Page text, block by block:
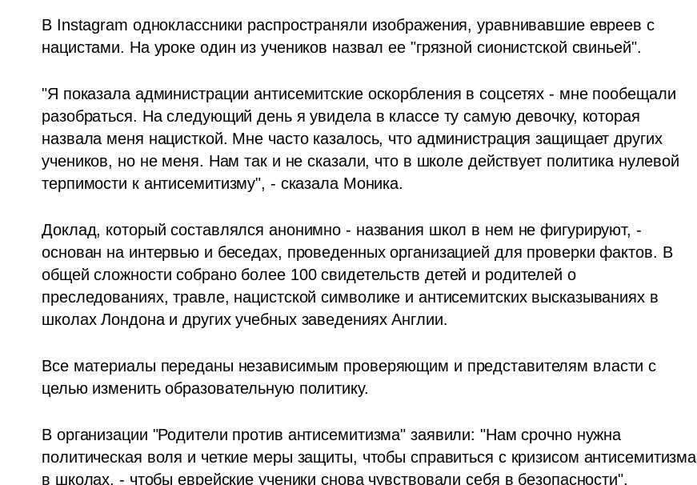
В Instagram одноклассники распространяли изображения, уравнивавшие евреев с
нацистами. На уроке один из учеников назвал ее "грязной сионистской свиньей".
"Я показала администрации антисемитские оскорбления в соцсетях - мне пообещали
разобраться. На следующий день я увидела в классе ту самую девочку, которая
назвала меня нацисткой. Мне часто казалось, что администрация защищает других
учеников, но не меня. Нам так и не сказали, что в школе действует политика нулевой
терпимости к антисемитизму", - сказала Моника.
Доклад, который составлялся анонимно - названия школ в нем не фигурируют, -
основан на интервью и беседах, проведенных организацией для проверки фактов. В
общей сложности собрано более 100 свидетельств детей и родителей о
преследованиях, травле, нацистской символике и антисемитских высказываниях в
школах Лондона и других учебных заведениях Англии.
Все материалы переданы независимым проверяющим и представителям власти с
целью изменить образовательную политику.
В организации "Родители против антисемитизма" заявили: "Нам срочно нужна
политическая воля и четкие меры защиты, чтобы справиться с кризисом антисемитизма
в школах, - чтобы еврейские ученики снова чувствовали себя в безопасности".